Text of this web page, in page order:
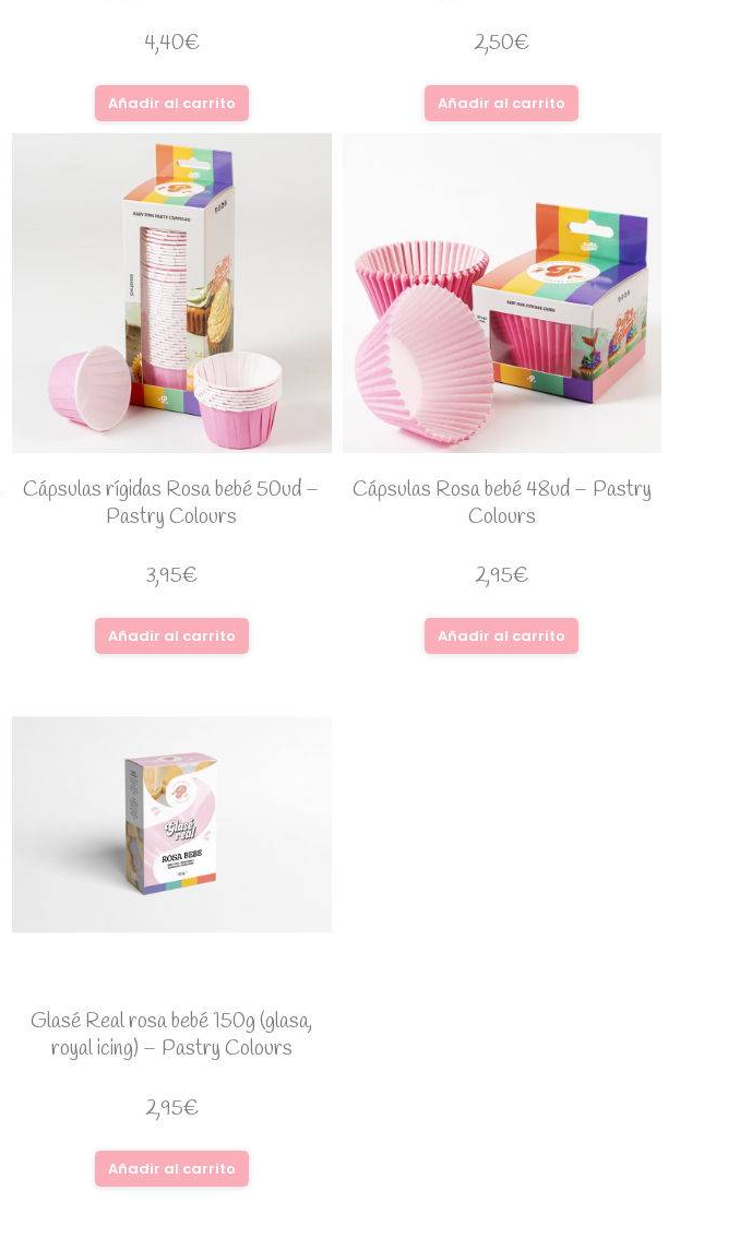
4,40€
Añadir al carrito
2,50€
Añadir al carrito
Cápsulas rígidas Rosa bebé 50ud –
Pastry Colours
3,95€
Añadir al carrito
Cápsulas Rosa bebé 48ud – Pastry
Colours
2,95€
Añadir al carrito
Glasé Real rosa bebé 150g (glasa,
royal icing) – Pastry Colours
2,95€
Añadir al carrito